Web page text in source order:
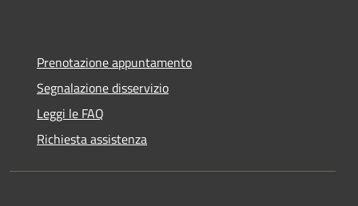
Prenotazione appuntamento
Segnalazione disservizio
Leggi le FAQ
Richiesta assistenza